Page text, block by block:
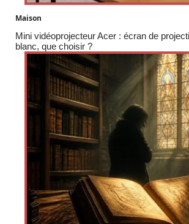
Maison
Mini vidéoprojecteur Acer : écran de
blanc, que choisir ?